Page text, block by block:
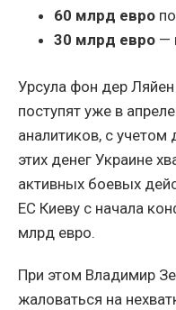
60 млрд евро
30 млрд евро —
Урсула фон дер
поступят уже в
аналитиков, с
этих денег Украине
активных боевых
ЕС Киеву с начала
млрд евро.
При этом Владимир
жаловаться на